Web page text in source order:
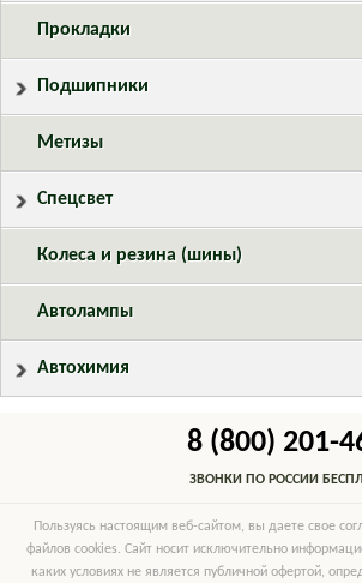
Прокладки
Подшипники
Метизы
Спецсвет
Колеса и резина (шины)
Автолампы
Автохимия
8 (800) 201-
ЗВОНКИ ПО РОССИИ
Пользуясь настоящим веб-сайтом, вы даете свое
файлов cookies. Сайт носит исключительно
каких условиях не является публичной офертой,